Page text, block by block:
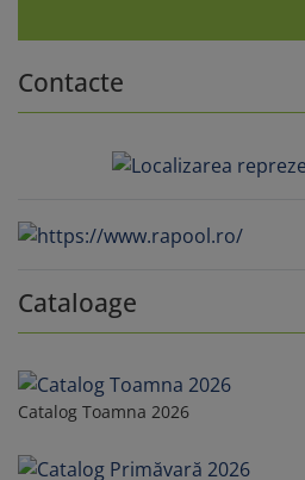
Contacte
Cataloage
Catalog Toamna 2026